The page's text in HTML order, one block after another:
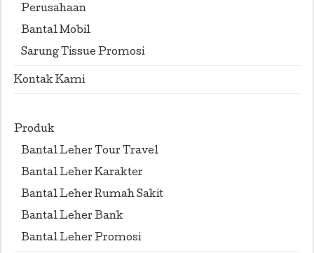
Perusahaan
Bantal Mobil
Sarung Tissue Promosi
Kontak Kami
Produk
Bantal Leher Tour Travel
Bantal Leher Karakter
Bantal Leher Rumah Sakit
Bantal Leher Bank
Bantal Leher Promosi